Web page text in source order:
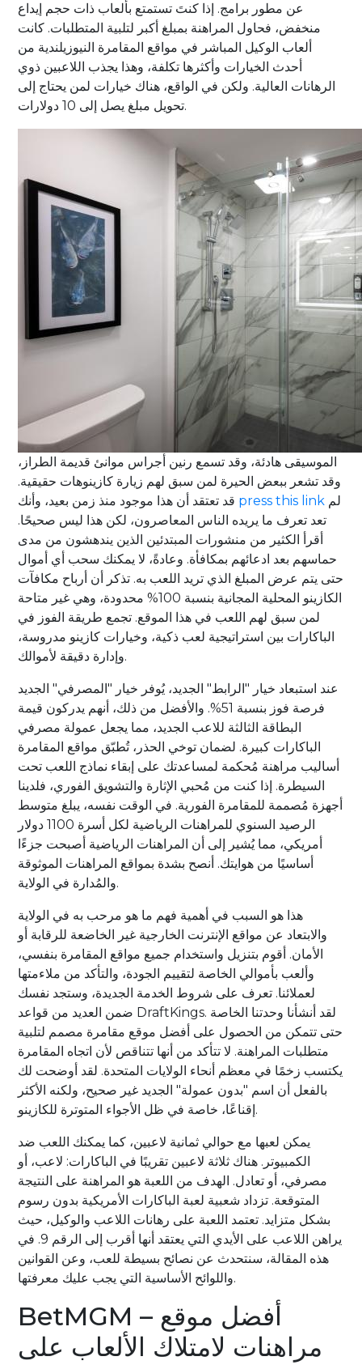
عن مطور برامج. إذا كنتَ تستمتع بألعاب ذات حجم إيداع
منخفض، فحاول المراهنة بمبلغ أكبر لتلبية المتطلبات. كانت
ألعاب الوكيل المباشر في مواقع المقامرة النيوزيلندية من
أحدث الخيارات وأكثرها تكلفة، وهذا يجذب اللاعبين ذوي
الرهانات العالية. ولكن في الواقع، هناك خيارات لمن يحتاج إلى
تحويل مبلغ يصل إلى 10 دولارات.
الموسيقى هادئة، وقد تسمع رنين أجراس موانئ قديمة الطراز،
وقد تشعر ببعض الحيرة لمن سبق لهم زيارة كازينوهات حقيقية.
press this link
تعد تعرف ما يريده الناس المعاصرون، لكن هذا ليس صحيحًا.
أقرأ الكثير من منشورات المبتدئين الذين يندهشون من مدى
حماسهم بعد ادعائهم بمكافأة. وعادةً، لا يمكنك سحب أي أموال
حتى يتم عرض المبلغ الذي تريد اللعب به. تذكر أن أرباح مكافآت
الكازينو المحلية المجانية بنسبة 100% محدودة، وهي غير متاحة
لمن سبق لهم اللعب في هذا الموقع. تجمع طريقة الفوز في
الباكارات بين استراتيجية لعب ذكية، وخيارات كازينو مدروسة،
وإدارة دقيقة لأموالك.
عند استبعاد خيار "الرابط" الجديد، يُوفر خيار "المصرفي" الجديد
فرصة فوز بنسبة 51%. والأفضل من ذلك، أنهم يدركون قيمة
البطاقة الثالثة للاعب الجديد، مما يجعل عمولة مصرفي
الباكارات كبيرة. لضمان توخي الحذر، تُطبّق مواقع المقامرة
أساليب مراهنة مُحكمة لمساعدتك على إبقاء نماذج اللعب تحت
السيطرة. إذا كنت من مُحبي الإثارة والتشويق الفوري، فلدينا
أجهزة مُصممة للمقامرة الفورية. في الوقت نفسه، يبلغ متوسط
​​​​الرصيد السنوي للمراهنات الرياضية لكل أسرة 1100 دولار
أمريكي، مما يُشير إلى أن المراهنات الرياضية أصبحت جزءًا
أساسيًا من هوايتك. أنصح بشدة بمواقع المراهنات الموثوقة
والمُدارة في الولاية.
هذا هو السبب في أهمية فهم ما هو مرحب به في الولاية
والابتعاد عن مواقع الإنترنت الخارجية غير الخاضعة للرقابة أو
الأمان. أقوم بتنزيل واستخدام جميع مواقع المقامرة بنفسي،
وألعب بأموالي الخاصة لتقييم الجودة، والتأكد من ملاءمتها
لعملائنا. تعرف على شروط الخدمة الجديدة، وستجد نفسك
ضمن العديد من قواعد DraftKings. لقد أنشأنا وحدتنا الخاصة
حتى تتمكن من الحصول على أفضل موقع مقامرة مصمم لتلبية
متطلبات المراهنة. لا تتأكد من أنها تتناقص لأن اتجاه المقامرة
يكتسب زخمًا في معظم أنحاء الولايات المتحدة. لقد أوضحت لك
بالفعل أن اسم "بدون عمولة" الجديد غير صحيح، ولكنه الأكثر
إقناعًا، خاصة في ظل الأجواء المتوترة للكازينو.
يمكن لعبها مع حوالي ثمانية لاعبين، كما يمكنك اللعب ضد
الكمبيوتر. هناك ثلاثة لاعبين تقريبًا في الباكارات: لاعب، أو
مصرفي، أو تعادل. الهدف من اللعبة هو المراهنة على النتيجة
المتوقعة. تزداد شعبية لعبة الباكارات الأمريكية بدون رسوم
بشكل متزايد. تعتمد اللعبة على رهانات اللاعب والوكيل، حيث
يراهن اللاعب على الأيدي التي يعتقد أنها أقرب إلى الرقم 9. في
هذه المقالة، سنتحدث عن نصائح بسيطة للعب، وعن القوانين
واللوائح الأساسية التي يجب عليك معرفتها.
BetMGM – أفضل موقع
مراهنات لامتلاك الألعاب على